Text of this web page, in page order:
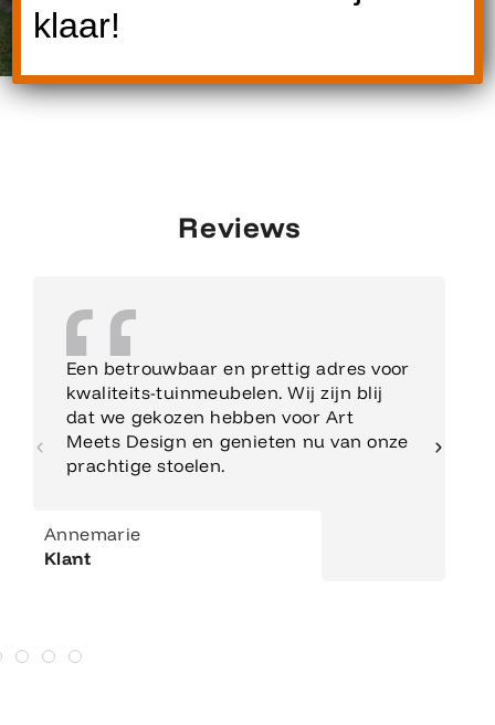
Reviews
Een betrouwbaar en prettig adres voor
kwaliteits-tuinmeubelen. Wij zijn blij
dat we gekozen hebben voor Art
Meets Design en genieten nu van onze
prachtige stoelen.
Annemarie
Klant
klaar!